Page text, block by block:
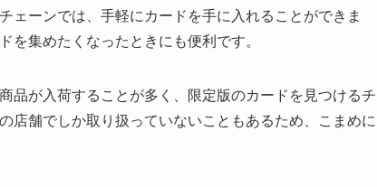
ェーンでは、手軽にカードを手に入れることができま
を集めたくなったときにも便利です。
品が入荷することが多く、限定版のカードを見つけるチ
店舗でしか取り扱っていないこともあるため、こまめに